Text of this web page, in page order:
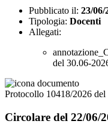
Pubblicato il: 23/06/
Tipologia: Docenti
Allegati:
del 30.06-
Protocollo 10418/2026
Circolare del 22/06/